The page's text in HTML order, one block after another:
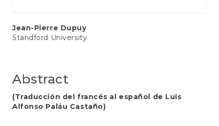
Main
Article
Jean-Pierre Dupuy
Standford University
Abstract
(Traducción del francés al español de Luis
Alfonso Paláu Castaño)